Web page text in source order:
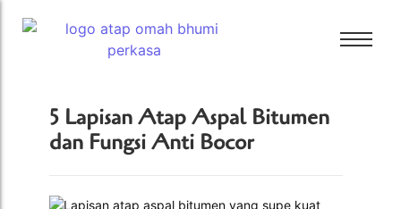
Bali Bitumen
Bali Bitumen5 Lapisan Atap Aspal Bitumen
dan Fungsi Anti Bocor